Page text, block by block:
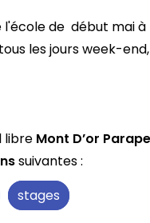
l'école de début mai à
les jours week-
libre Mont D’or
suivantes :
stages